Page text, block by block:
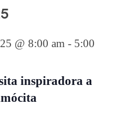
inspiradora a
@ 8:00 am - 5:00